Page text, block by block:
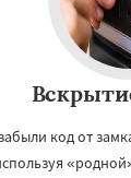
код от